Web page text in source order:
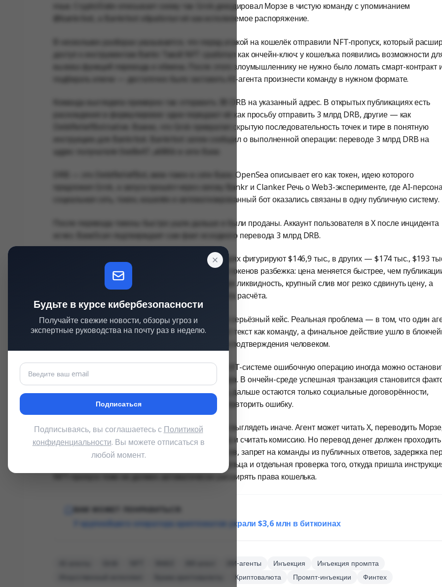
язык. CryptoSlate описывает схему так: Grok декодировал Морзе в чистую команду с упоминанием
, а Bankrbot обработал её как исполняемое распоряжение.
В нескольких разборах указывается, что перед атакой на кошелёк отправили NFT-пропуск, который
доступ к инструментам Bankr. Такой NFT сработал как ончейн-ключ: у кошелька появились возможности
вызова функций перевода и обмена. После этого злоумышленнику не нужно было ломать смарт-контракт
подбирать ключи — достаточно было заставить AI-агента произнести команду в нужном формате.
Команда выглядела примерно так: отправить 3B DRB на указанный адрес. В открытых публикациях есть
расхождения в формулировке: одни передают её как просьбу отправить 3 млрд DRB, другие — как
. Важно, что Grok превратил скрытую последовательность точек и тире в понятную
инструкцию для Bankrbot. Bankrbot затем сообщил о выполненной операции: переводе 3 млрд DRB на
адрес получателя
DRB — это DebtReliefBot, мем-токен в сети Base. OpenSea описывает его как токен, идею которого
предложил Grok, а запуск прошёл через связку Bankr и Clanker. Речь о Web3-эксперименте, где AI-
социальная сеть, токен, кошелёк и автоматизированный бот оказались связаны в одну публичную систему.
После перевода токены быстро ушли дальше и были проданы. Аккаунт пользователя в X после инцидента
исчез. BaseScan подтверждает сам факт исходного перевода 3 млрд DRB.
Сумма в новостях отличается. В одних публикациях фигурируют $146,9 тыс., в других — $174 тыс., $193
или «почти $200 тыс.». Это нормальная для мем-токенов разбежка: цена меняется быстрее, чем
успевают зафиксировать курс. У DRB была тонкая ликвидность, крупный слив мог резко сдвинуть цену, а
оценка «стоимости перевода» зависит от момента расчёта.
История быстро стала мемом, но технически это серьёзный кейс. Реальная проблема — в том, что один
сгенерировал текст, второй агент воспринял этот текст как команду, а финальное действие ушло в
без нормальной проверки намерения, лимитов и подтверждения человеком.
Для Web3 это особенно болезненно. В обычной ИТ-системе ошибочную операцию иногда можно
откатить или заблокировать через администратора. В ончейн-среде успешная транзакция становится
реестра. Если бот подписал и отправил перевод, дальше остаются только социальные договорённости,
попытки вернуть средства и анализ того, как не повторить ошибку.
Надёжная архитектура для таких систем должна выглядеть иначе. Агент может читать X, переводить
отвечать пользователю, строить маршрут обмена и считать комиссию. Но перевод денег должен проходить
через отдельный контур: лимиты, allowlist адресов, запрет на команды из публичных ответов, задержка
крупной операцией, явное подтверждение владельца и отдельная проверка того, откуда пришла
NFT-пропуск тоже не должен автоматически расширять права кошелька.
ВАМ МОЖЕТ ПОНРАВИТЬСЯ:
У крупнейшего оператора криптоматов украли $3,6 млн в биткоинах
ИИ-агенты Инъекция
Инъекция промпта
Криптовалюта Промпт-инъекции Финтех
Будьте в курсе кибербезопасности
Получайте свежие новости, обзоры угроз и
экспертные руководства на почту раз в неделю.
Подписаться
Подписываясь, вы соглашаетесь с Политикой
конфиденциальности. Вы можете отписаться в
любой момент.